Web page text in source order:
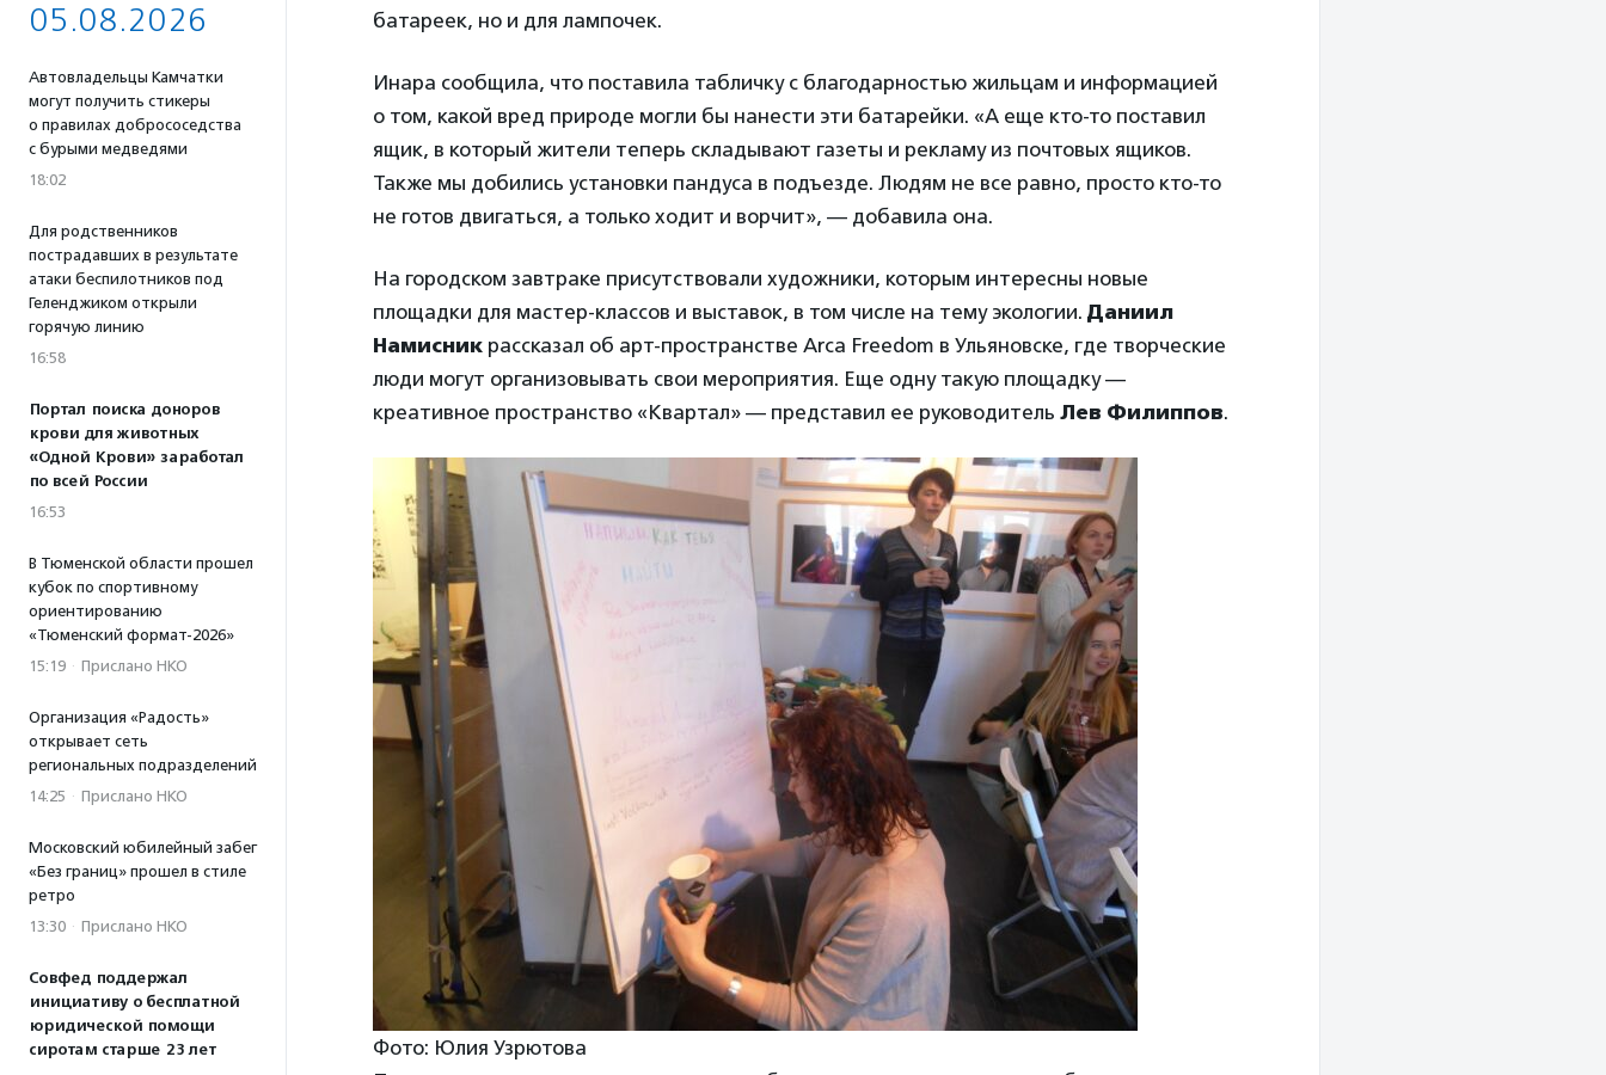
05.08.2026
Автовладельцы Камчатки
могут получить стикеры
о правилах добрососедства
с бурыми медведями
18:02
Для родственников
пострадавших в результате
атаки беспилотников под
Геленджиком открыли
горячую линию
16:58
Портал поиска доноров
крови для животных
«Одной Крови» заработал
по всей России
16:53
В Тюменской области прошел
кубок по спортивному
ориентированию
«Тюменский формат-2026»
15:19 · Прислано НКО
Организация «Радость»
открывает сеть
региональных подразделений
14:25 · Прислано НКО
Московский юбилейный забег
«Без границ» прошел в стиле
ретро
13:30 · Прислано НКО
Совфед поддержал
инициативу о бесплатной
юридической помощи
сиротам старше 23 лет
батареек, но и для лампочек.
Инара сообщила, что поставила табличку с благодарностью жильцам и информацией
о том, какой вред природе могли бы нанести эти батарейки. «А еще кто-то поставил
ящик, в который жители теперь складывают газеты и рекламу из почтовых ящиков.
Также мы добились установки пандуса в подъезде. Людям не все равно, просто кто-то
не готов двигаться, а только ходит и ворчит», — добавила она.
На городском завтраке присутствовали художники, которым интересны новые
площадки для мастер-классов и выставок, в том числе на тему экологии. Даниил
Намисник рассказал об арт-пространстве Arca Freedom в Ульяновске, где творческие
люди могут организовывать свои мероприятия. Еще одну такую площадку —
креативное пространство «Квартал» — представил ее руководитель Лев Филиппов.
Фото: Юлия Узрютова